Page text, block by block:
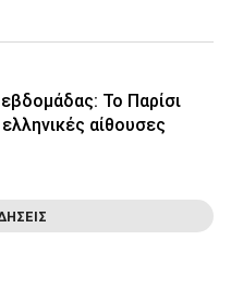
εβδομάδας: Το Παρίσι
αίθουσες